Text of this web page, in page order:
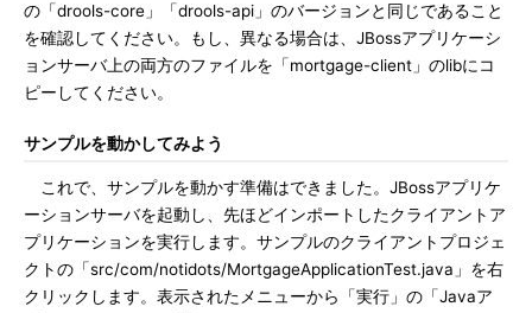
の「drools-core」「drools-api」のバージョンと同じであること
を確認してください。もし、異なる場合は、JBossアプリケーシ
ョンサーバ上の両方のファイルを「mortgage-client」のlibにコ
ピーしてください。
サンプルを動かしてみよう
これで、サンプルを動かす準備はできました。JBossアプリケ
ーションサーバを起動し、先ほどインポートしたクライアントア
プリケーションを実行します。サンプルのクライアントプロジェ
クトの「src/com/notidots/MortgageApplicationTest.java」を右
クリックします。表示されたメニューから「実行」の「Javaア